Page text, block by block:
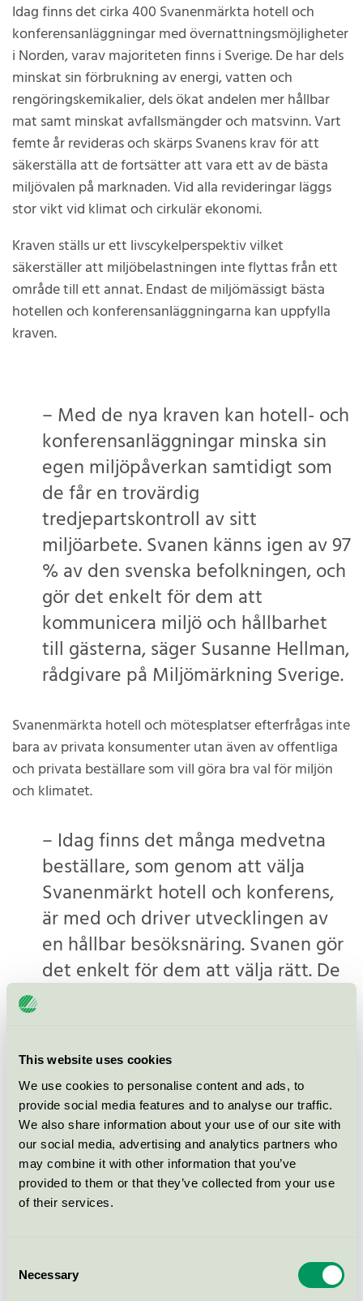
This website uses cookies
We use cookies to personalise content and ads, to
provide social media features and to analyse our traffic.
We also share information about your use of our site with
our social media, advertising and analytics partners who
may combine it with other information that you’ve
provided to them or that they’ve collected from your use
of their services.
Selection
Necessary
Idag finns det cirka 400 Svanenmärkta hotell och
konferensanläggningar med övernattningsmöjligheter
i Norden, varav majoriteten finns i Sverige. De har dels
minskat sin förbrukning av energi, vatten och
rengöringskemikalier, dels ökat andelen mer hållbar
mat samt minskat avfallsmängder och matsvinn. Vart
femte år revideras och skärps Svanens krav för att
säkerställa att de fortsätter att vara ett av de bästa
miljövalen på marknaden. Vid alla revideringar läggs
stor vikt vid klimat och cirkulär ekonomi.
Kraven ställs ur ett livscykelperspektiv vilket
säkerställer att miljöbelastningen inte flyttas från ett
område till ett annat. Endast de miljömässigt bästa
hotellen och konferensanläggningarna kan uppfylla
kraven.
– Med de nya kraven kan hotell- och
konferensanläggningar minska sin
egen miljöpåverkan samtidigt som
de får en trovärdig
tredjepartskontroll av sitt
miljöarbete. Svanen känns igen av 97
% av den svenska befolkningen, och
gör det enkelt för dem att
kommunicera miljö och hållbarhet
till gästerna, säger Susanne Hellman,
rådgivare på Miljömärkning Sverige.
Svanenmärkta hotell och mötesplatser efterfrågas inte
bara av privata konsumenter utan även av offentliga
och privata beställare som vill göra bra val för miljön
och klimatet.
– Idag finns det många medvetna
beställare, som genom att välja
Svanenmärkt hotell och konferens,
är med och driver utvecklingen av
en hållbar besöksnäring. Svanen gör
det enkelt för dem att välja rätt. De
dem. Det har vi redan gjort, säger
Susanne Hellman.
Vad är nytt?
• Minskad energiförbrukning och CO2-utsläpp
• Strukturerat miljöarbete: Hotellen måste ha